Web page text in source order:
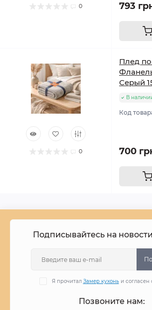
0 793
0
Плед
Серый
В
Код
700
Подписывайтесь на
Я прочитал Замер кухоньи согласен
Позвоните нам: